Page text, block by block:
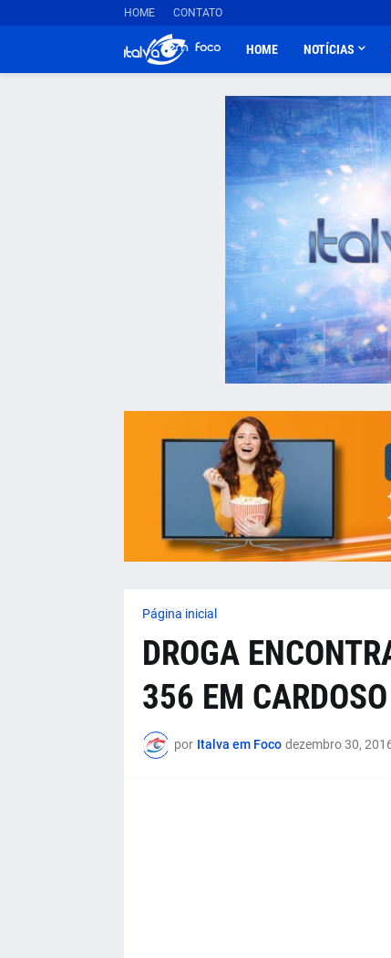
HOME CONTATO
HOME NOTÍCIAS
Página inicial
DROGA
356 EM
por Italva em Foco dezembro 30,